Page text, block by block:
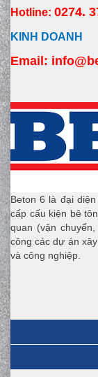
Hotline: 0274.
KINH DOANH
Email: info
Beton 6 là đại
cấp cấu kiện bê
quan (vận
công các dự án
và công nghiệp.